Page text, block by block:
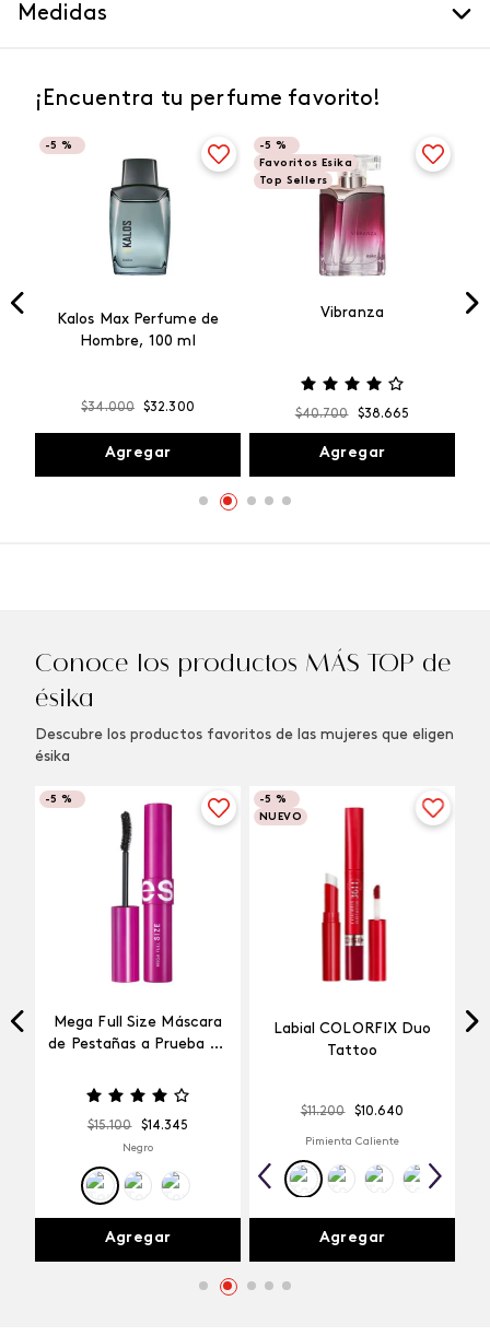
Medidas
¡Encuentra tu perfume favorito!
-5 %
Kalos Max Perfume de
Hombre, 100 ml
$34.000 $32.300
Agregar
-5 %
Favoritos Esika
Top Sellers
Vibranza
$40.700 $38.665
Agregar
Conoce los productos MÁS TOP de
ésika
Descubre los productos favoritos de las mujeres que eligen
ésika
-5 %
Mega Full Size Máscara
de Pestañas a Prueba de
$15.100 $14.345
Negro
Agregar
-5 %
NUEVO
Labial COLORFIX Duo
Tattoo
$11.200 $10.640
Pimienta Caliente
Agregar